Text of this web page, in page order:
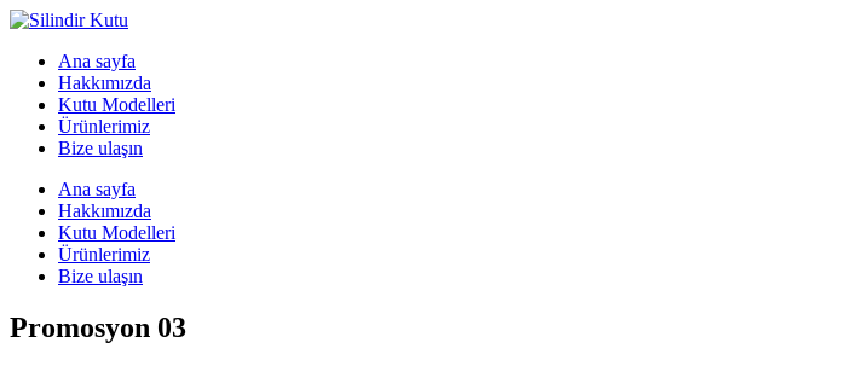
Ana sayfa
Hakkımızda
Kutu Modelleri
Ürünlerimiz
Bize ulaşın
Ana sayfa
Hakkımızda
Kutu Modelleri
Ürünlerimiz
Bize ulaşın
Promosyon 03